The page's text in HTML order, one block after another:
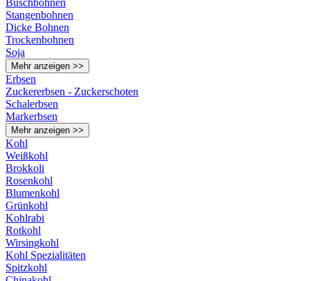
Buschbohnen
Stangenbohnen
Dicke Bohnen
Trockenbohnen
Soja
Mehr anzeigen >>
Erbsen
Zuckererbsen - Zuckerschoten
Schalerbsen
Markerbsen
Mehr anzeigen >>
Kohl
Weißkohl
Brokkoli
Rosenkohl
Blumenkohl
Grünkohl
Kohlrabi
Rotkohl
Wirsingkohl
Kohl Spezialitäten
Spitzkohl